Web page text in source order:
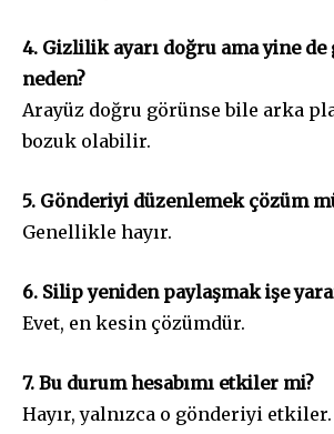
4. Gizlilik ayarı doğru ama yine
neden?
Arayüz doğru görünse bile arka
bozuk olabilir.
5. Gönderiyi düzenlemek çözüm
Genellikle hayır.
6. Silip yeniden paylaşmak işe
Evet, en kesin çözümdür.
7. Bu durum hesabımı etkiler mi?
Hayır, yalnızca o gönderiyi etkiler.